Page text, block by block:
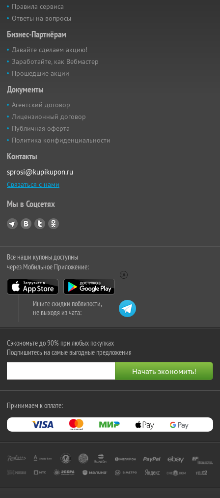
Правила сервиса
Ответы на вопросы
Бизнес-Партнёрам
Давайте сделаем акцию!
Заработайте, как Вебмастер
Прошедшие акции
Документы
Агентский договор
Лицензионный договор
Публичная оферта
Политика конфиденциальности
Контакты
sprosi@kupikupon.ru
Связаться с нами
Мы в Соцсетях
Все наши купоны доступны
через Мобильное Приложение:
Ищите скидки поблизости,
не выходя из чата:
Сэкономьте до 90% при любых покупках
Подпишитесь на самые выгодные предложения
Принимаем к оплате: